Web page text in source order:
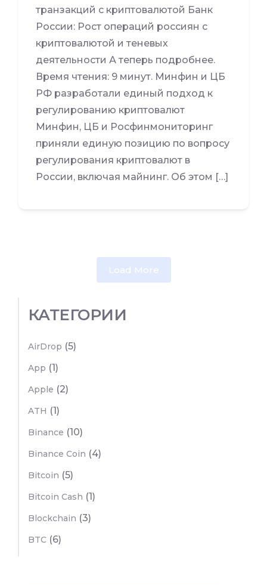
транзакций с криптовалютой Банк
России: Рост операций россиян с
криптовалютой и теневых
деятельности А теперь подробнее.
Время чтения: 9 минут. Минфин и ЦБ
РФ разработали единый подход к
регулированию криптовалют
Минфин, ЦБ и Росфинмониторинг
приняли единую позицию по вопросу
регулирования криптовалют в
России, включая майнинг. Об этом […]
Load More
КАТЕГОРИИ
AirDrop (5)
App (1)
Apple (2)
ATH (1)
Binance (10)
Binance Coin (4)
Bitcoin (5)
Bitcoin Cash (1)
Blockchain (3)
BTC (6)